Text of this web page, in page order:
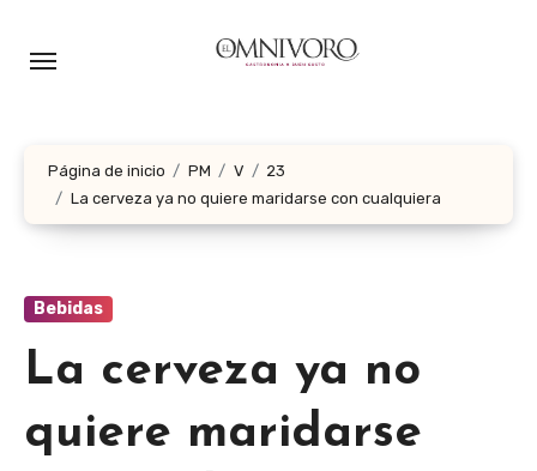
Página de inicio PM V
23
La cerveza ya no quiere maridarse con cualquiera
Bebidas
La cerveza ya no
quiere maridarse